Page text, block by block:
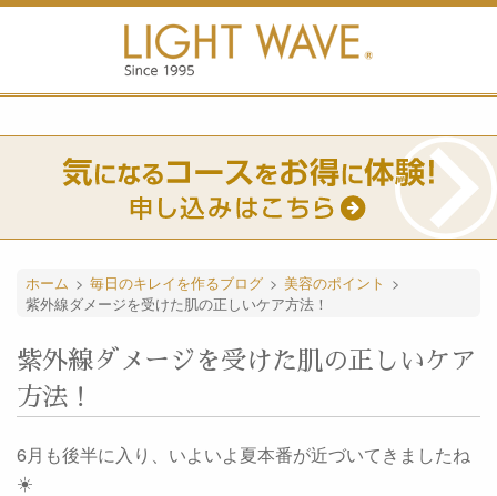
ホーム > 毎日のキレイを作るブログ > 美容のポイント >
紫外線ダメージを受けた肌の正しいケア方法！
紫外線ダメージを受けた肌の正しいケア
方法！
6月も後半に入り、いよいよ夏本番が近づいてきましたね
☀️